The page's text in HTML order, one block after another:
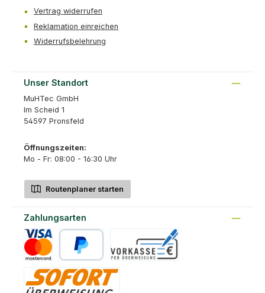
Vertrag widerrufen
Reklamation einreichen
Widerrufsbelehrung
Unser Standort
MuHTec GmbH
Im Scheid 1
54597 Pronsfeld
Öffnungszeiten:
Mo - Fr: 08:00 - 16:30 Uhr
Routenplaner starten
Zahlungsarten